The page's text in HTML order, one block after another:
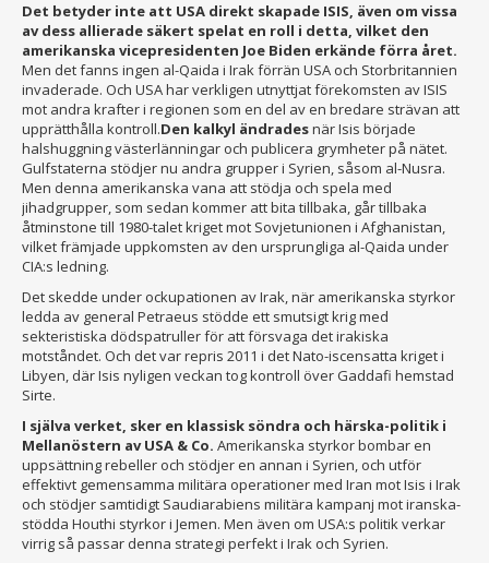
Det betyder inte att USA direkt skapade ISIS, även om vissa
av dess allierade säkert spelat en roll i detta, vilket den
amerikanska vicepresidenten Joe Biden erkände förra året.
Men det fanns ingen al-Qaida i Irak förrän USA och Storbritannien
invaderade. Och USA har verkligen utnyttjat förekomsten av ISIS
mot andra krafter i regionen som en del av en bredare strävan att
upprätthålla kontroll.Den kalkyl ändradesnär Isis började
halshuggning västerlänningar och publicera grymheter på nätet.
Gulfstaterna stödjer nu andra grupper i Syrien, såsom al-Nusra.
Men denna amerikanska vana att stödja och spela med
jihadgrupper, som sedan kommer att bita tillbaka, går tillbaka
åtminstone till 1980-talet kriget mot Sovjetunionen i Afghanistan,
vilket främjade uppkomsten av den ursprungliga al-Qaida under
CIA:s ledning.
Det skedde under ockupationen av Irak, när amerikanska styrkor
ledda av general Petraeus stödde ett smutsigt krig med
sekteristiska dödspatruller för att försvaga det irakiska
motståndet. Och det var repris 2011 i det Nato-iscensatta kriget i
Libyen, där Isis nyligen veckan tog kontroll över Gaddafi hemstad
Sirte.
I själva verket, sker en klassisk söndra och härska-politik i
Mellanöstern av USA & Co. Amerikanska styrkor bombar en
uppsättning rebeller och stödjer en annan i Syrien, och utför
effektivt gemensamma militära operationer med Iran mot Isis i Irak
och stödjer samtidigt Saudiarabiens militära kampanj mot iranska-
stödda Houthi styrkor i Jemen. Men även om USA:s politik verkar
virrig så passar denna strategi perfekt i Irak och Syrien.